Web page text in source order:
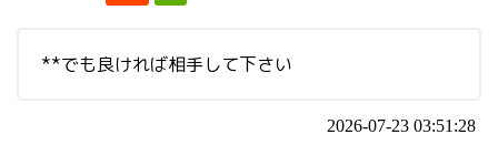
**でも良ければ相手して下さい
2026-07-23 03:51:28